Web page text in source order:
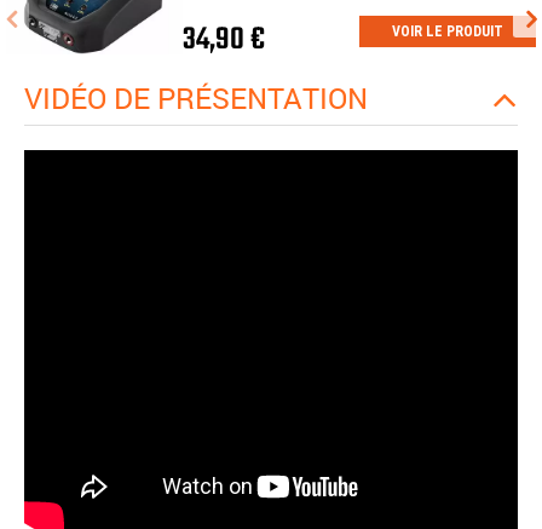
34,90 € VOIR LE PRODUIT
VIDÉO DE PRÉSENTATION